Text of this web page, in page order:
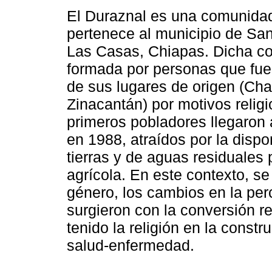
El Duraznal es una
pertenece al municipio de
Las Casas, Chiapas. Dicha
formada por personas que
de sus lugares de origen
Zinacantán) por motivos
primeros pobladores llegaron
en 1988, atraídos por la
tierras y de aguas residuales
agrícola. En este contexto,
género, los cambios en la
surgieron con la conversión
tenido la religión en la
salud-enfermedad.